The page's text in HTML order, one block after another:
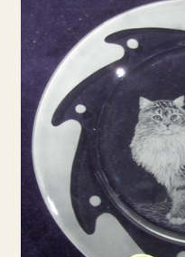
liste porte-clés
liste porte-monnaie
liste sac en cuir
liste sous bouteille et
liste trousses